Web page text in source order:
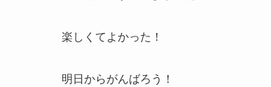
楽しくてよかった！
明日からがんばろう！